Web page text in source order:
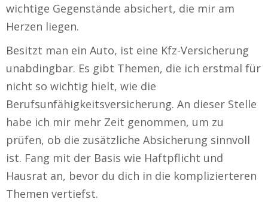
wichtige Gegenstände absichert, die mir am
Herzen liegen.
Besitzt man ein Auto, ist eine Kfz-Versicherung
unabdingbar. Es gibt Themen, die ich erstmal für
nicht so wichtig hielt, wie die
Berufsunfähigkeitsversicherung. An dieser Stelle
habe ich mir mehr Zeit genommen, um zu
prüfen, ob die zusätzliche Absicherung sinnvoll
ist. Fang mit der Basis wie Haftpflicht und
Hausrat an, bevor du dich in die komplizierteren
Themen vertiefst.